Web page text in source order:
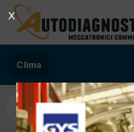
Clima
X